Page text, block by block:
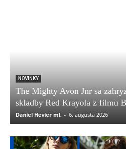
NOVINKY
The Mighty Avon Jnr sa
skladby Red Krayola z filmu
Daniel Hevier ml. - 6. augusta 2026